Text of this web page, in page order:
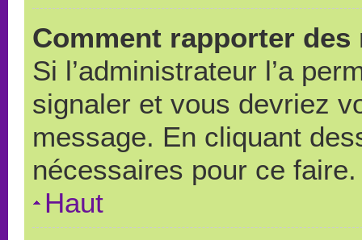
Comment rapporter
Si l’administrateur l’a
signaler et vous devriez
message. En cliquant
nécessaires pour ce faire.
Haut